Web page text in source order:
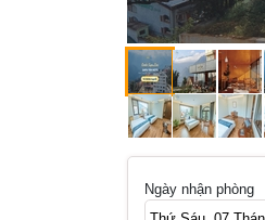
Ngày nhận phòng